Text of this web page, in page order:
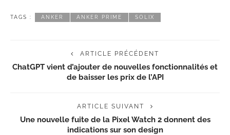
TAGS : ANKER ANKER PRIME SOLIX
ARTICLE PRÉCÉDENT
ChatGPT vient d’ajouter de nouvelles fonctionnalités et
de baisser les prix de l’API
ARTICLE SUIVANT
Une nouvelle fuite de la Pixel Watch 2 donnent des
indications sur son design